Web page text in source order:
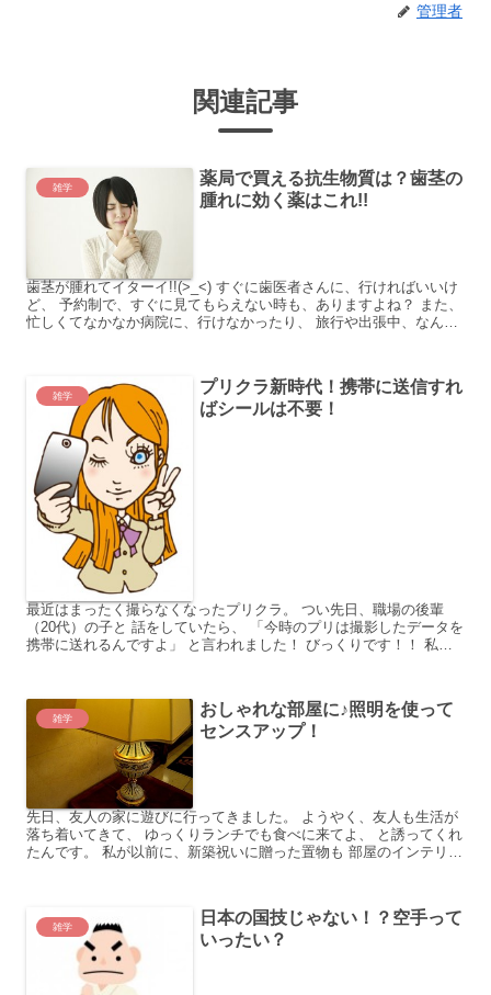
管理者
関連記事
雑学
薬局で買える抗生物質は？歯茎の
腫れに効く薬はこれ!!
歯茎が腫れてイターイ!!(>_<) すぐに歯医者さんに、行ければいいけ
ど、 予約制で、すぐに見てもらえない時も、ありますよね？ また、
忙しくてなかなか病院に、行けなかったり、 旅行や出張中、なんて
雑学
プリクラ新時代！携帯に送信すれ
ばシールは不要！
最近はまったく撮らなくなったプリクラ。 つい先日、職場の後輩
（20代）の子と 話をしていたら、 「今時のプリは撮影したデータを
携帯に送れるんですよ」 と言われました！ びっくりです！！ 私の
雑学
おしゃれな部屋に♪照明を使って
センスアップ！
先日、友人の家に遊びに行ってきました。 ようやく、友人も生活が
落ち着いてきて、 ゆっくりランチでも食べに来てよ、 と誘ってくれ
たんです。 私が以前に、新築祝いに贈った置物も 部屋のインテリア
雑学
日本の国技じゃない！？空手って
いったい？